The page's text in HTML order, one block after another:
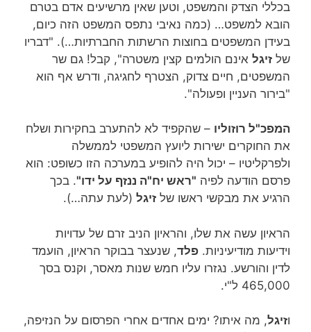
בכללי הצדק והמשפט, וטען שאין מרשיעים אדם בטרם
הובא למשפט… (כמה נאיבי נתפס המשפט הזה כיום,
בעידן המשפטים בחוצות הרשתות החברתיות…). "דבריו
של זיגל אינם הולמים קצין משטרה", קבל! גם שר
המשפטים, חיים צדוק, הצטרף לחגיגה, ודרש אף הוא
"בירור העניין ופעולה".
המפכ"ל רוזוליו – שהקפיד לא להתערב בחקירות ושלח
את החוקרים ישירות ליועץ המשפטי לממשלה
ולפרקליטיו – יכול היה להופיע במערכה הזו כשופט: הוא
פרסם הודעה לפיה "ראש יח"ה ננזף על ידו". בכך
הרגיע את מבקשי ראשו של זיגל (לעת עתה…).
הראיון עשה את שלו, והראיון הניב זרם של עדויות
וידיעות מודיעיניות. פלד, שנעצר בבוקר הראיון, הועמד
לדין והורשע. נגזרו עליו חמש שנות מאסר, וקנס בסך
465,000 ל"י.
וזיגל, מה איתו? ימים אחדים אחרי הפרסום על הנזיפה,